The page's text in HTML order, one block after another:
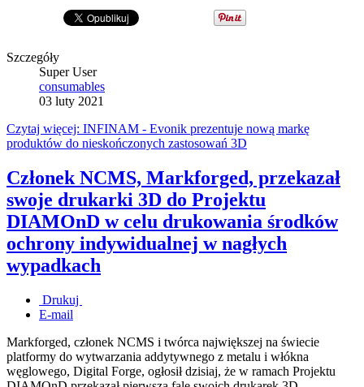
Szczegóły
Super User
consumables
03 luty 2021
Czytaj więcej: INFINAM - Evonik prezentuje nową markę
produktów do nieskończonych zastosowań 3D
Członek NCMS, Markforged, przekazał
swoje drukarki 3D do Projektu
DIAMOnD w celu drukowania środków
ochrony indywidualnej w nagłych
wypadkach
Drukuj
E-mail
Markforged, członek NCMS i twórca największej na świecie
platformy do wytwarzania addytywnego z metalu i włókna
węglowego, Digital Forge, ogłosił dzisiaj, że w ramach Projektu